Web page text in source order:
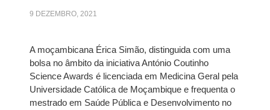
9 DEZEMBRO, 2021
A moçambicana Érica Simão, distinguida com uma
bolsa no âmbito da iniciativa António Coutinho
Science Awards é licenciada em Medicina Geral pela
Universidade Católica de Moçambique e frequenta o
mestrado em Saúde Pública e Desenvolvimento no